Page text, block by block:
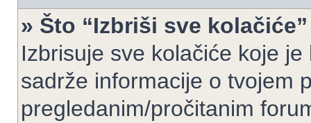
» Što “Izbriši sve
Izbrisuje sve kolačiće koje
sadrže informacije o tvojem
pregledanim/pročitanim